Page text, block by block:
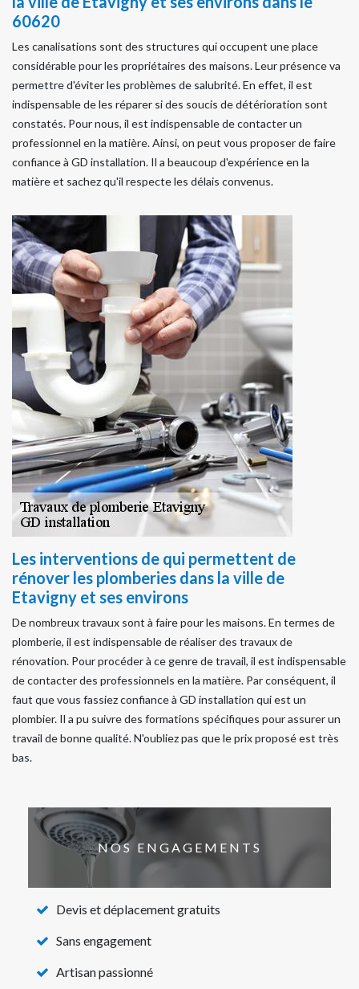
60620
Les canalisations sont des structures qui occupent une place
considérable pour les propriétaires des maisons. Leur présence va
permettre d'éviter les problèmes de salubrité. En effet, il est
indispensable de les réparer si des soucis de détérioration sont
constatés. Pour nous, il est indispensable de contacter un
professionnel en la matière. Ainsi, on peut vous proposer de faire
confiance à GD installation. Il a beaucoup d'expérience en la
matière et sachez qu'il respecte les délais convenus.
Les interventions de qui permettent de
rénover les plomberies dans la ville de
Etavigny et ses environs
De nombreux travaux sont à faire pour les maisons. En termes de
plomberie, il est indispensable de réaliser des travaux de
rénovation. Pour procéder à ce genre de travail, il est indispensable
de contacter des professionnels en la matière. Par conséquent, il
faut que vous fassiez confiance à GD installation qui est un
plombier. Il a pu suivre des formations spécifiques pour assurer un
travail de bonne qualité. N'oubliez pas que le prix proposé est très
bas.
NOS ENGAGEMENTS
Devis et déplacement gratuits
Sans engagement
Artisan passionné